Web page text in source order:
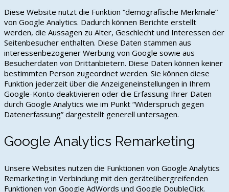
Diese Website nutzt die Funktion “demografische Merkmale”
von Google Analytics. Dadurch können Berichte erstellt
werden, die Aussagen zu Alter, Geschlecht und Interessen der
Seitenbesucher enthalten. Diese Daten stammen aus
interessenbezogener Werbung von Google sowie aus
Besucherdaten von Drittanbietern. Diese Daten können keiner
bestimmten Person zugeordnet werden. Sie können diese
Funktion jederzeit über die Anzeigeneinstellungen in Ihrem
Google-Konto deaktivieren oder die Erfassung Ihrer Daten
durch Google Analytics wie im Punkt “Widerspruch gegen
Datenerfassung” dargestellt generell untersagen.
Google Analytics Remarketing
Unsere Websites nutzen die Funktionen von Google Analytics
Remarketing in Verbindung mit den geräteübergreifenden
Funktionen von Google AdWords und Google DoubleClick.